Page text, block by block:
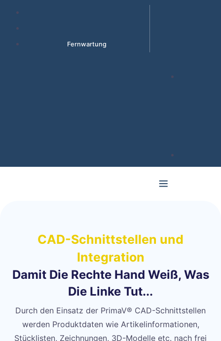
Fernwartung
CAD-Schnittstellen und
Integration
Damit Die Rechte Hand Weiß, Was
Die Linke Tut...
Durch den Einsatz der PrimaV® CAD-Schnittstellen
werden Produktdaten wie Artikelinformationen,
Stücklisten, Zeichnungen, 3D-Modelle etc. nach frei